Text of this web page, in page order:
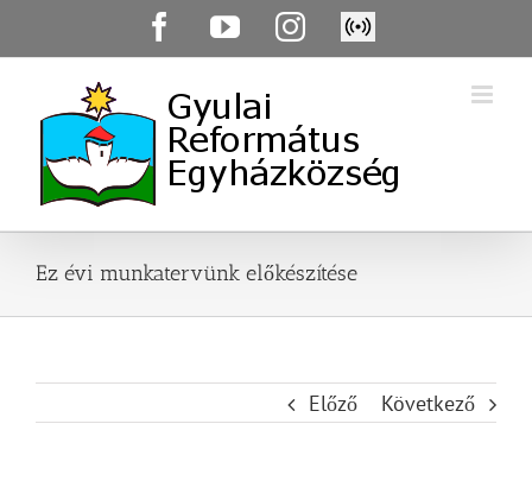
FacebookYouTubeInstagram
Élő
közvetítés
Ez évi munkatervünk előkészítése
Előző Következő